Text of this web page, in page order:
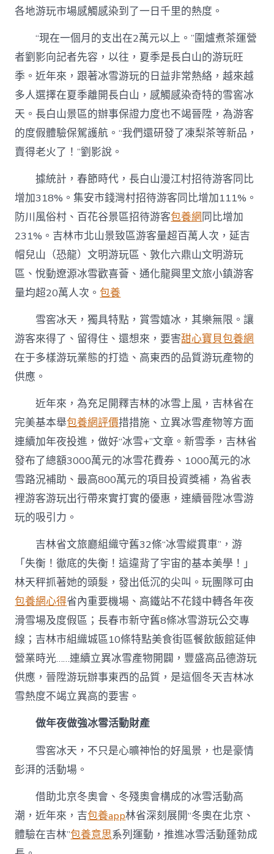
各地游玩市場感觸感染到了一日千里的熱度。
“現在一個月的支出在2萬元以上。”圍爐煮茶運營
者劉影向記者先容，以往，夏季是長白山的游玩旺
季。近年來，跟著冰雪游玩的日益非常熱絡，越來越
多人選擇在夏季離開長白山，感觸感染奇特的雪窖冰
天。長白山景區的辦事保證力度也不竭晉陞，為游客
的度假體驗保駕護航。“我們還研發了凍梨茶等新品，
賣得老火了！”劉影說。
據統計，春節時代，長白山漫江村招待游客同比
增加318%。集安市錢灣村招待游客同比增加111%。
防川風俗村、百花谷景區招待游客包養網同比增加
231%。吉林市北山景致區游客量超百萬人次，延吉
帽兒山（恐龍）文明游玩區、敦化六鼎山文明游玩
區、悅動遼源冰雪歡喜薈、通化龍興里文旅小鎮游客
量均超20萬人次。包養
雪窖冰天，獨具特點，賞雪嬉冰，其樂無限。讓
游客來得了、留得住、還想來，要害甜心寶貝包養網
在于多樣游玩業態的打造、高東西的品質游玩產物的
供應。
近年來，為充足開釋吉林的冰雪上風，吉林省在
完美基本舉包養網評價措措施、立異冰雪產物等方面
連續加年夜投進，做好“冰雪+”文章。新雪季，吉林省
發布了總額3000萬元的冰雪花費券、1000萬元的冰
雪路況補助、最高800萬元的項目投資獎補，為省表
裡游客游玩出行帶來實打實的優惠，連續晉陞冰雪游
玩的吸引力。
吉林省文旅廳組織守舊32條“冰雪縱貫車”，游
「失衡！徹底的失衡！這違背了宇宙的基本美學！」
林天秤抓著她的頭髮，發出低沉的尖叫。玩團隊可由
包養網心得省內重要機場、高鐵站不花錢中轉各年夜
滑雪場及度假區；長春市新守舊8條冰雪游玩公交專
線；吉林市組織城區10條特點美食街區餐飲飯館延伸
營業時光……連續立異冰雪產物開闢，豐盛高品德游玩
供應，晉陞游玩辦事東西的品質，是這個冬天吉林冰
雪熱度不竭立異高的要害。
做年夜做強冰雪活動財產
雪窖冰天，不只是心曠神怡的好風景，也是豪情
彭湃的活動場。
借助北京冬奧會、冬殘奧會構成的冰雪活動高
潮，近年來，吉包養app林省深刻展開“冬奧在北京、
體驗在吉林”包養意思系列運動，推進冰雪活動蓬勃成